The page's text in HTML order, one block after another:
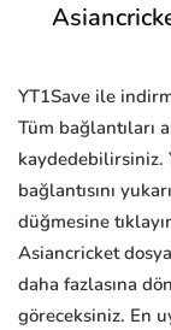
YT1Save ile
Tüm bağlantıları
kaydedebilirsiniz.
bağlantısını
düğmesine
Asiancricket
daha fazlasına
göreceksiniz. En